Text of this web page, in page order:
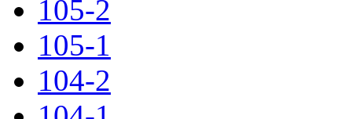
105-2
105-1
104-2